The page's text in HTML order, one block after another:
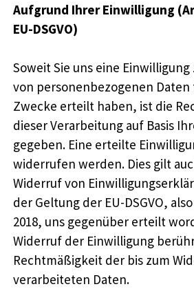
Aufgrund Ihrer Einwilligung
EU-DSGVO)
Soweit Sie uns eine
von personenbezogenen
Zwecke erteilt haben, ist die
dieser Verarbeitung auf Basis
gegeben. Eine erteilte
widerrufen werden. Dies gilt
Widerruf von
der Geltung der EU-DSGVO,
2018, uns gegenüber erteilt
Widerruf der Einwilligung
Rechtmäßigkeit der bis zum
verarbeiteten Daten.